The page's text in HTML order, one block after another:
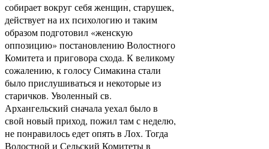
собирает вокруг себя женщин, старушек,
действует на их психологию и таким
образом подготовил «женскую
оппозицию» постановлению Волостного
Комитета и приговора схода. К великому
сожалению, к голосу Симакина стали
было прислушиваться и некоторые из
старичков. Уволенный св.
Архангельский сначала уехал было в
свой новый приход, пожил там с неделю,
не понравилось едет опять в Лох. Тогда
Волостной и Сельский Комитеты в